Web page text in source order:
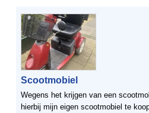
Scootmobiel
Wegens het krijgen van een
hierbij mijn eigen scootmobiel te